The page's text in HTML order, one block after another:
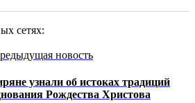
сетях:
новость
узнали об истоках традиций
Рождества Христова